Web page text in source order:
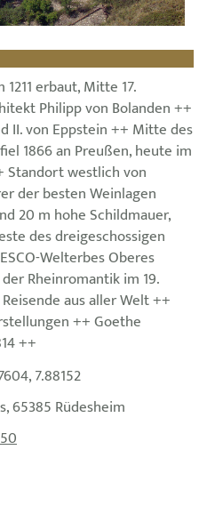
erbaut, Mitte 17.
Philipp von Bolanden ++
II. von Eppstein ++ Mitte des
1866 an Preußen, heute im
Standort westlich von
der besten Weinlagen
20 m hohe Schildmauer,
des dreigeschossigen
Welterbes Oberes
Rheinromantik im 19.
aus aller Welt ++
++ Goethe
++
7.88152
65385 Rüdesheim